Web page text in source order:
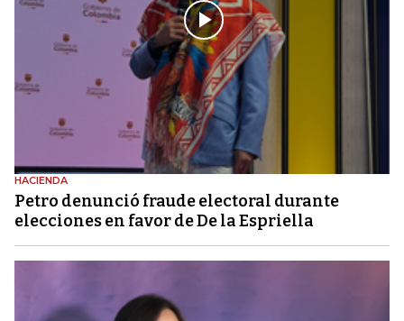
HACIENDA
Petro denunció fraude electoral durante
elecciones en favor de De la Espriella